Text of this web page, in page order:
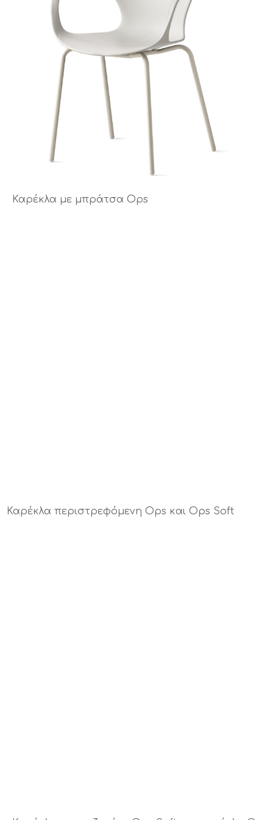
Καρέκλα με μπράτσα Ops
Καρέκλα περιστρεφόμενη Ops και Ops Soft